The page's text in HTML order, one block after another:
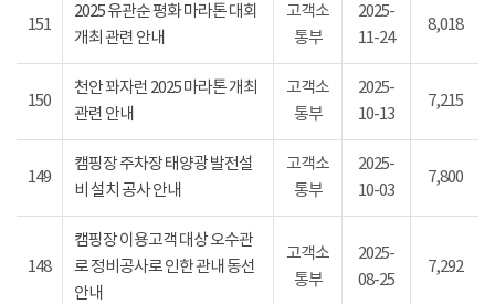
151
2025 유관순 평화 마라톤 대회
개최 관련 안내
고객소
통부
2025-
11-24
8,018
150
천안 꽈자런 2025 마라톤 개최
관련 안내
고객소
통부
2025-
10-13
7,215
149
캠핑장 주차장 태양광 발전설
비 설치 공사 안내
고객소
통부
2025-
10-03
7,800
148
캠핑장 이용고객 대상 오수관
로 정비공사로 인한 관내 동선
안내
고객소
통부
2025-
08-25
7,292